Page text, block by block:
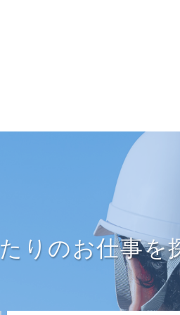
りのお仕事を